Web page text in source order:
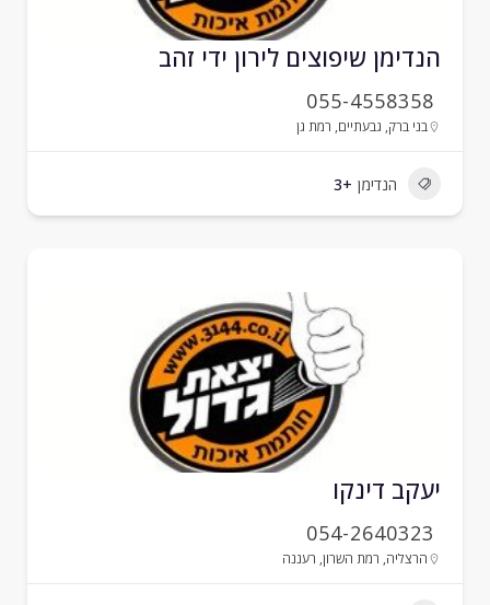
שיפוצים לירון ידי זהב
055-4558358
,גבעתיים, רמת גן
הנדימן
דינקו
054-2640323
,רמת השרון,רעננה